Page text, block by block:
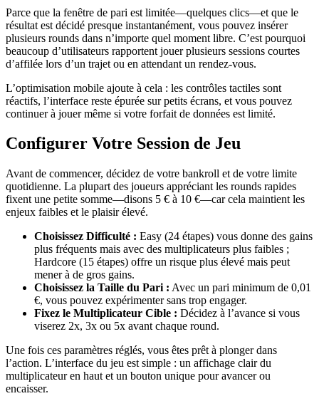
Parce que la fenêtre de pari est limitée—quelques clics—et que le
résultat est décidé presque instantanément, vous pouvez insérer
plusieurs rounds dans n’importe quel moment libre. C’est pourquoi
beaucoup d’utilisateurs rapportent jouer plusieurs sessions courtes
d’affilée lors d’un trajet ou en attendant un rendez-vous.
L’optimisation mobile ajoute à cela : les contrôles tactiles sont
réactifs, l’interface reste épurée sur petits écrans, et vous pouvez
continuer à jouer même si votre forfait de données est limité.
Configurer Votre Session de Jeu
Avant de commencer, décidez de votre bankroll et de votre limite
quotidienne. La plupart des joueurs appréciant les rounds rapides
fixent une petite somme—disons 5 € à 10 €—car cela maintient les
enjeux faibles et le plaisir élevé.
Choisissez Difficulté : Easy (24 étapes) vous donne des gains
plus fréquents mais avec des multiplicateurs plus faibles ;
Hardcore (15 étapes) offre un risque plus élevé mais peut
mener à de gros gains.
Choisissez la Taille du Pari : Avec un pari minimum de 0,01
€, vous pouvez expérimenter sans trop engager.
Fixez le Multiplicateur Cible : Décidez à l’avance si vous
viserez 2x, 3x ou 5x avant chaque round.
Une fois ces paramètres réglés, vous êtes prêt à plonger dans
l’action. L’interface du jeu est simple : un affichage clair du
multiplicateur en haut et un bouton unique pour avancer ou
encaisser.